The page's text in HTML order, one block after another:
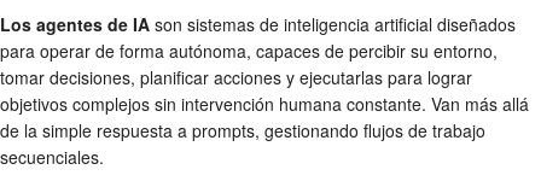
Los agentes de IA son sistemas de inteligencia artificial diseñados
para operar de forma autónoma, capaces de percibir su entorno,
tomar decisiones, planificar acciones y ejecutarlas para lograr
objetivos complejos sin intervención humana constante. Van más allá
de la simple respuesta a prompts, gestionando flujos de trabajo
secuenciales.